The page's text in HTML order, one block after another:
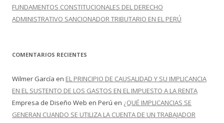
FUNDAMENTOS CONSTITUCIONALES DEL DERECHO
ADMINISTRATIVO SANCIONADOR TRIBUTARIO EN EL PERÚ
COMENTARIOS RECIENTES
Wilmer García en EL PRINCIPIO DE CAUSALIDAD Y SU IMPLICANCIA
EN EL SUSTENTO DE LOS GASTOS EN EL IMPUESTO A LA RENTA
Empresa de Diseño Web en Perú en ¿QUÉ IMPLICANCIAS SE
GENERAN CUANDO SE UTILIZA LA CUENTA DE UN TRABAJADOR